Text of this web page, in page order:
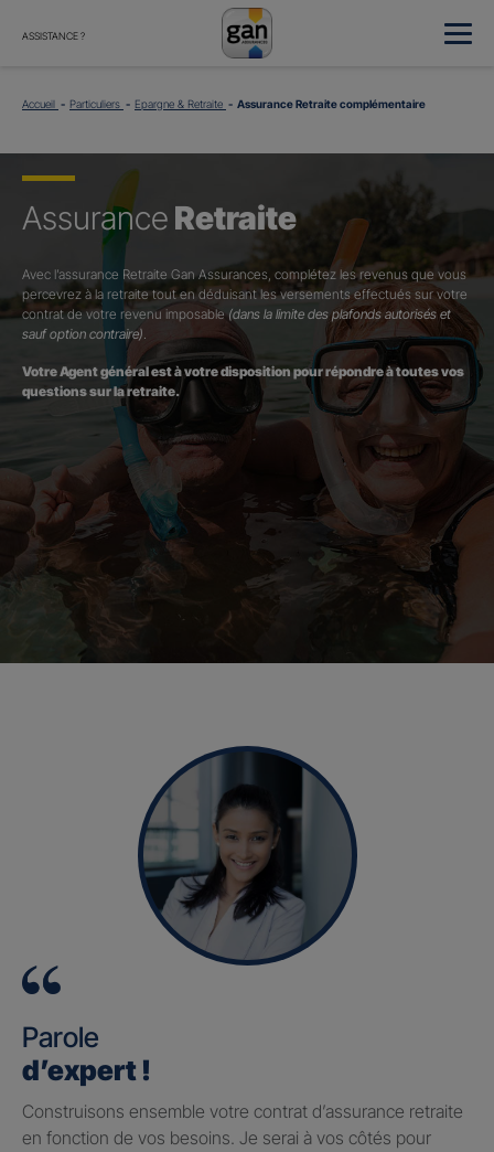
ASSISTANCE ?
Accueil Particuliers Epargne & Retraite Assurance Retraite complémentaire
Assurance Retraite
Avec l’assurance Retraite Gan Assurances, complétez les revenus que vous
percevrez à la retraite tout en déduisant les versements effectués sur votre
contrat de votre revenu imposable (dans la limite des plafonds autorisés et
sauf option contraire).
Votre Agent général est à votre disposition pour répondre à toutes vos
questions sur la retraite.
Parole
d’expert !
Construisons ensemble votre contrat d’assurance retraite
en fonction de vos besoins. Je serai à vos côtés pour